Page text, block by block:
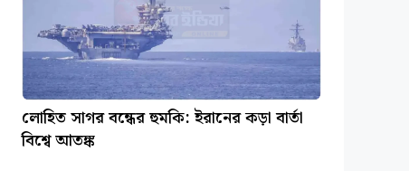
লোহিত সাগর বন্ধের হুমকি: ইরানের কড়া বার্তা
বিশ্বে আতঙ্ক